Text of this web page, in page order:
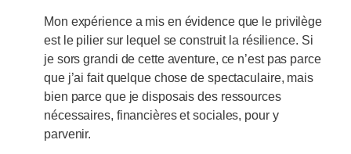
Mon expérience a mis en évidence que le privilège
est le pilier sur lequel se construit la résilience. Si
je sors grandi de cette aventure, ce n’est pas parce
que j’ai fait quelque chose de spectaculaire, mais
bien parce que je disposais des ressources
nécessaires, financières et sociales, pour y
parvenir.